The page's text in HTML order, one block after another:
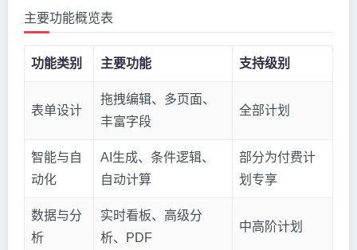
主要功能概览表
功能类别 主要功能 支持级别
表单设计
拖拽编辑、多页面、
丰富字段
全部计划
智能与自
动化
AI生成、条件逻辑、
自动计算
部分为付费计
划专享
数据与分
析
实时看板、高级分
析、PDF
中高阶计划